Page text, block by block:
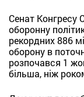
Сенат Конгресу
оборонну
рекордних 886
оборону в
розпочався 1
більша, ніж